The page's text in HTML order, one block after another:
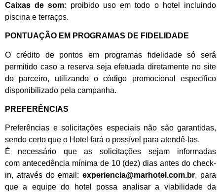
Caixas de som: proibido uso em todo o hotel incluindo
piscina e terraços.
PONTUAÇÃO EM PROGRAMAS DE FIDELIDADE
O crédito de pontos em programas fidelidade só será
permitido caso a reserva seja efetuada diretamente no site
do parceiro, utilizando o código promocional específico
disponibilizado pela campanha.
PREFERÊNCIAS
Preferências e solicitações especiais não são garantidas,
sendo certo que o Hotel fará o possível para atendê-las.
É necessário que as solicitações sejam informadas
com antecedência mínima de 10 (dez) dias antes do check-
in, através do email:experiencia@marhotel.com.br, para
que a equipe do hotel possa analisar a viabilidade da